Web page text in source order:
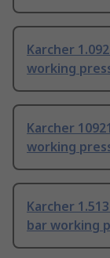
Karcher
working
Karcher
working
Karcher
bar working